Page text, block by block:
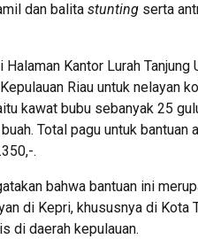
dan balita stunting serta
Halaman Kantor Lurah
Riau untuk nelayan
kawat bubu sebanyak 25
Total pagu untuk bantuan
.
bahwa bantuan ini
di Kepri, khususnya di Kota
di daerah kepulauan.